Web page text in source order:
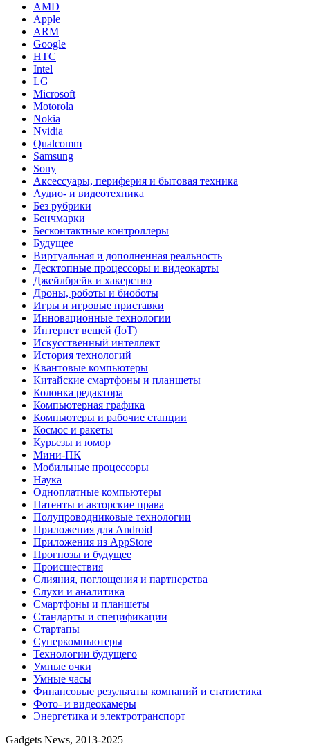
AMD
Apple
ARM
Google
HTC
Intel
LG
Microsoft
Motorola
Nokia
Nvidia
Qualcomm
Samsung
Sony
Аксессуары, периферия и бытовая техника
Аудио- и видеотехника
Без рубрики
Бенчмарки
Бесконтактные контроллеры
Будущее
Виртуальная и дополненная реальность
Десктопные процессоры и видеокарты
Джейлбрейк и хакерство
Дроны, роботы и биоботы
Игры и игровые приставки
Инновационные технологии
Интернет вещей (IoT)
Искусственный интеллект
История технологий
Квантовые компьютеры
Китайские смартфоны и планшеты
Колонка редактора
Компьютерная графика
Компьютеры и рабочие станции
Космос и ракеты
Курьезы и юмор
Мини-ПК
Мобильные процессоры
Наука
Одноплатные компьютеры
Патенты и авторские права
Полупроводниковые технологии
Приложения для Android
Приложения из AppStore
Прогнозы и будущее
Происшествия
Слияния, поглощения и партнерства
Слухи и аналитика
Смартфоны и планшеты
Стандарты и спецификации
Стартапы
Суперкомпьютеры
Технологии будущего
Умные очки
Умные часы
Финансовые результаты компаний и статистика
Фото- и видеокамеры
Энергетика и электротранспорт
Gadgets News, 2013-2025